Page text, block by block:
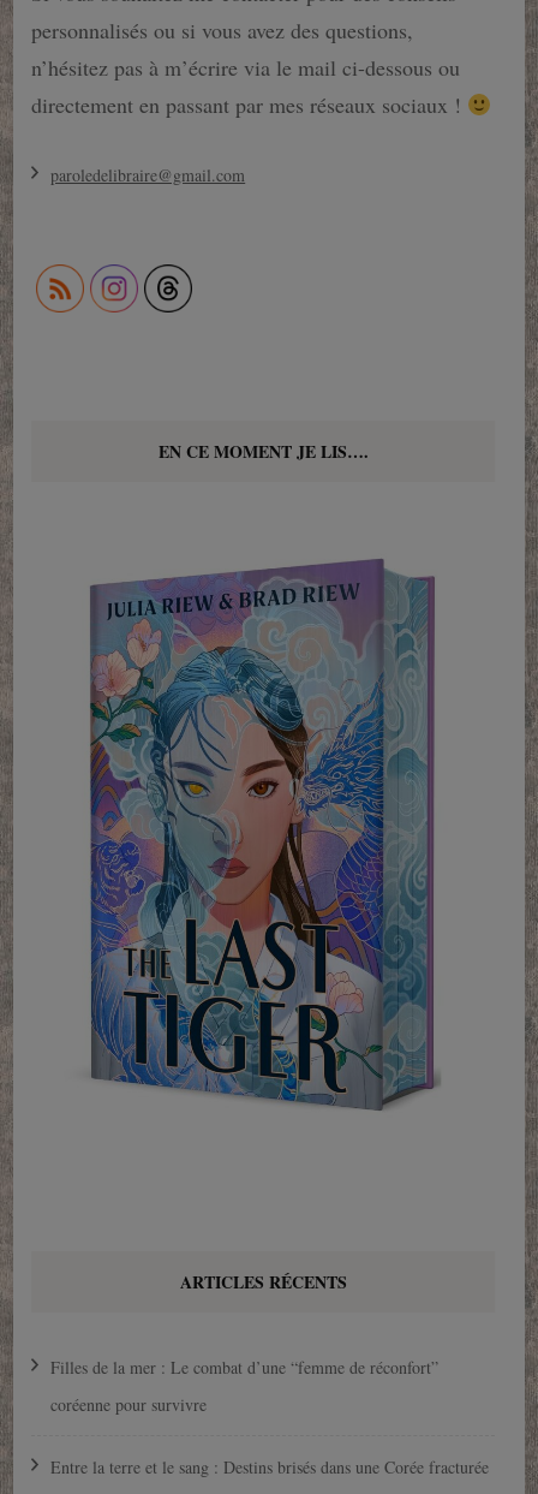
personnalisés ou si vous avez des questions,
n’hésitez pas à m’écrire via le mail ci-dessous ou
directement en passant par mes réseaux sociaux !
paroledelibraire@gmail.com
EN CE MOMENT JE LIS….
ARTICLES RÉCENTS
Filles de la mer : Le combat d’une “femme de réconfort”
coréenne pour survivre
Entre la terre et le sang : Destins brisés dans une Corée fracturée